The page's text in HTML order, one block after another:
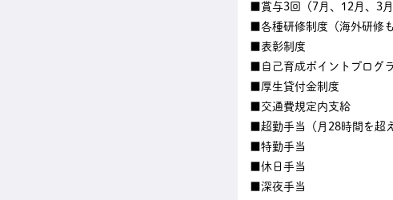
■賞与3回（7月、12月、3月
■各種研修制度（海外研修
■表彰制度
■自己育成ポイントプログ
■厚生貸付金制度
■交通費規定内支給
■超勤手当（月28時間を超
■特勤手当
■休日手当
■深夜手当